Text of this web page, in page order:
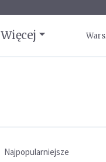
Więcej
Najpopularniejsze